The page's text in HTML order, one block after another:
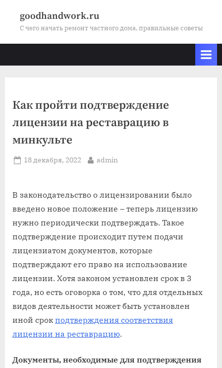
goodhandwork.ru
С чего начать ремонт частного дома, правильные советы
Как пройти подтверждение
лицензии на реставрацию в
минкульте
Posted
18 декабря, 2022 By
admin
В законодательство о лицензировании было
введено новое положение – теперь лицензию
нужно периодически подтверждать. Такое
подтверждение происходит путем подачи
лицензиатом документов, которые
подтверждают его право на использование
лицензии. Хотя законом установлен срок в 3
года, но есть оговорка о том, что для отдельных
видов деятельности может быть установлен
иной срок подтверждения соответствия
лицензии на реставрацию.
Документы, необходимые для подтверждения